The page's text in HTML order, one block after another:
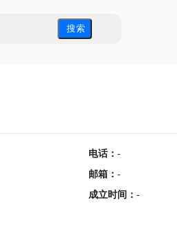
搜 索
电话： -
邮箱 ： -
成立时间 ： -